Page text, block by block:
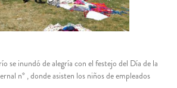
se inundó de alegría con el festejo del Día de la
n° , donde asisten los niños de empleados